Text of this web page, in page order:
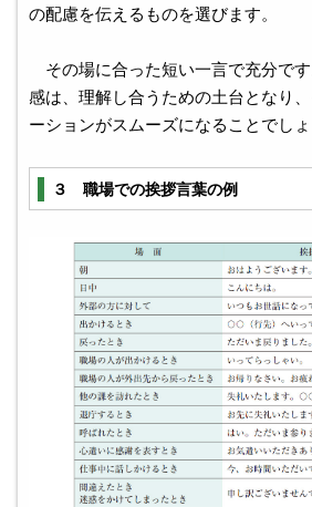
の配慮を伝えるものを選びます。
その場に合った短い一言で充分で
感は、理解し合うための土台となり
ーションがスムーズになることでしょ
３ 職場での挨拶言葉の例